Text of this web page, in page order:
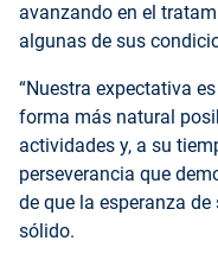
avanzando en el
algunas de sus
“Nuestra expectativa
forma más natural
actividades y, a su
perseverancia que
de que la esperanza
sólido.